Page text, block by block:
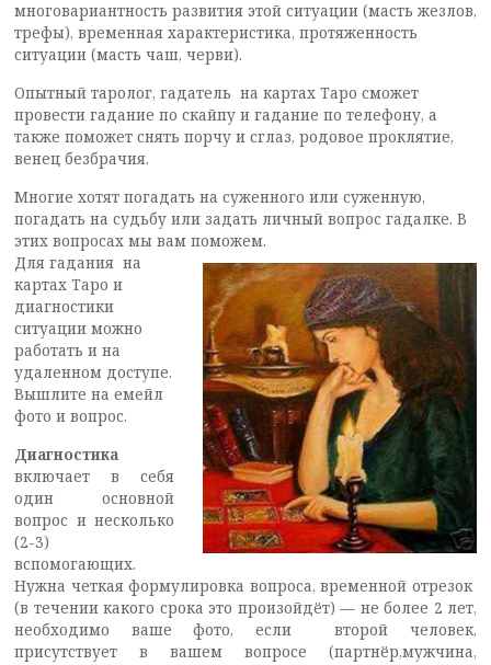
многовариантность развития этой ситуации (масть жезлов,
трефы), временная характеристика, протяженность
ситуации (масть чаш, черви).
Опытный таролог, гадатель на картах Таро сможет
провести гадание по скайпу и гадание по телефону, а
также поможет снять порчу и сглаз, родовое проклятие,
венец безбрачия.
Многие хотят погадать на суженного или суженную,
погадать на судьбу или задать личный вопрос гадалке. В
этих вопросах мы вам поможем.
Для гадания на
картах Таро и
диагностики
ситуации можно
работать и на
удаленном доступе.
Вышлите на емейл
фото и вопрос.
Диагностика
включает в себя
один основной
вопрос и несколько
(2-3)
вспомогающих.
Нужна четкая формулировка вопроса, временной отрезок
(в течении какого срока это произойдёт) — не более 2 лет,
необходимо ваше фото, если второй человек,
присутствует в вашем вопросе (партнёр,мужчина,